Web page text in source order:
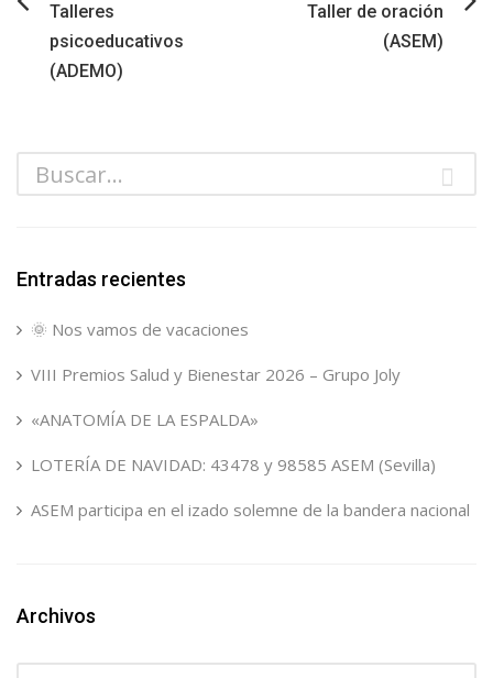
Talleres
psicoeducativos
(ADEMO)
Taller de oración
(ASEM)
Entradas recientes
🌞 Nos vamos de vacaciones
VIII Premios Salud y Bienestar 2026 – Grupo Joly
«ANATOMÍA DE LA ESPALDA»
LOTERÍA DE NAVIDAD: 43478 y 98585 ASEM (Sevilla)
ASEM participa en el izado solemne de la bandera nacional
Archivos
Archivos